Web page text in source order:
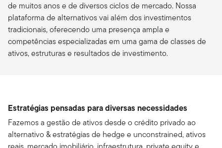
de muitos anos e de diversos ciclos de mercado. Nossa
plataforma de alternativos vai além dos investimentos
tradicionais, oferecendo uma presença ampla e
competências especializadas em uma gama de classes de
ativos, estruturas e resultados de investimento.
Estratégias pensadas para diversas necessidades
Fazemos a gestão de ativos desde o crédito privado ao
alternativo & estratégias de hedge e unconstrained, ativos